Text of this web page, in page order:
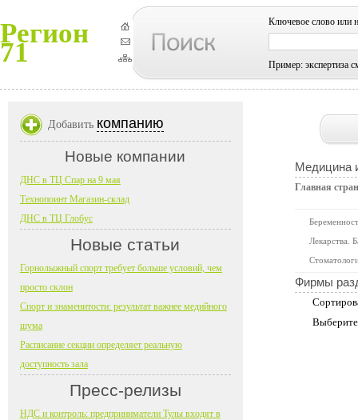
Регион
71
Ключевое слово или
Пример: экспертиза
Медицина
Главная
Лекарства.
Фирмы
Добавить компанию
Новые компании
ДНС в ТЦ Спар на 9 мая
Технопоинт Магазин-склад
ДНС в ТЦ Глобус
Новые статьи
Горнолыжный спорт требует больше условий, чем
просто склон
Спорт и знаменитости: результат важнее медийного
шума
Расписание секции определяет реальную
доступность зала
Пресс-релизы
НДС и контроль: предприниматели Тулы входят в